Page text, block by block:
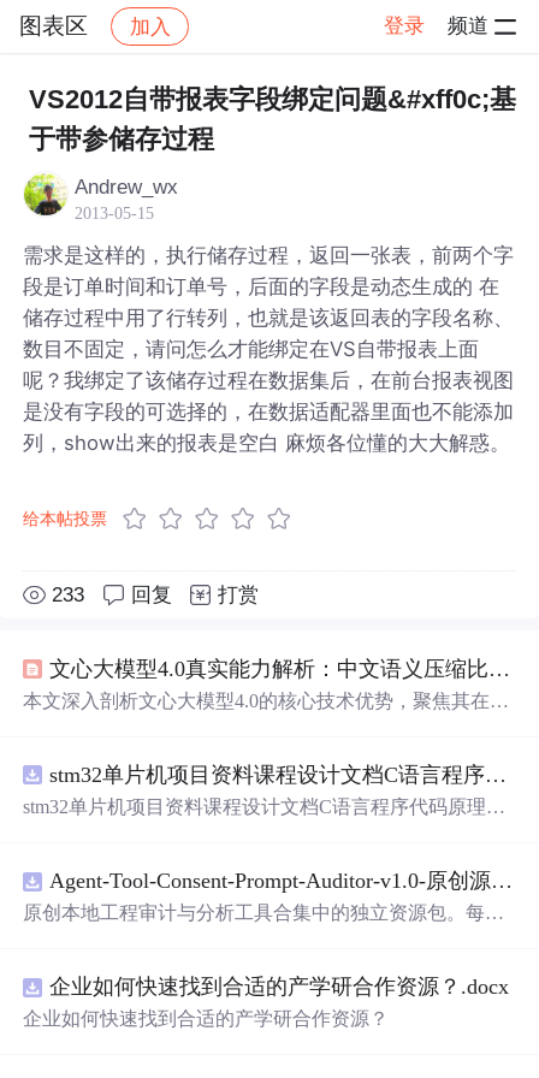
图表区 加入 登录 频道
社区 图表区 帖子详情
VS2012自带报表字段绑定问题&#xff0c;基
于带参储存过程
Andrew_wx
2013-05-15
需求是这样的，执行储存过程，返回一张表，前两个字
段是订单时间和订单号，后面的字段是动态生成的 在
储存过程中用了行转列，也就是该返回表的字段名称、
数目不固定，请问怎么才能绑定在VS自带报表上面
呢？我绑定了该储存过程在数据集后，在前台报表视图
是没有字段的可选择的，在数据适配器里面也不能添加
列，show出来的报表是空白 麻烦各位懂的大大解惑。
给本帖投票
233 回复 打赏
文心大模型4.0真实能力解析：中文语义压缩比与垂直场景落地
本文深入剖析文心大模型4.0的核心技术优势，聚焦其在中
融等垂直场景实现高效落地。文章指出，其能力不体现于
通用基准测试高分，而在于对中文职场语境、政策文本、
stm32单片机项目资料课程设计文档C语言程序代码原理图电路PCB实例五种PWM反馈控制模式研究
stm32单片机项目资料课程设计文档C语言程序代码原理图
Agent-Tool-Consent-Prompt-Auditor-v1.0-原创源码与文档.zip
原创本地工程审计与分析工具合集中的独立资源包。每个
README、运行说明、功能清单、MIT License及原创与授
权声明。解压后进入project目录，执行npm test验证算法，
企业如何快速找到合适的产学研合作资源？.docx
企业如何快速找到合适的产学研合作资源？